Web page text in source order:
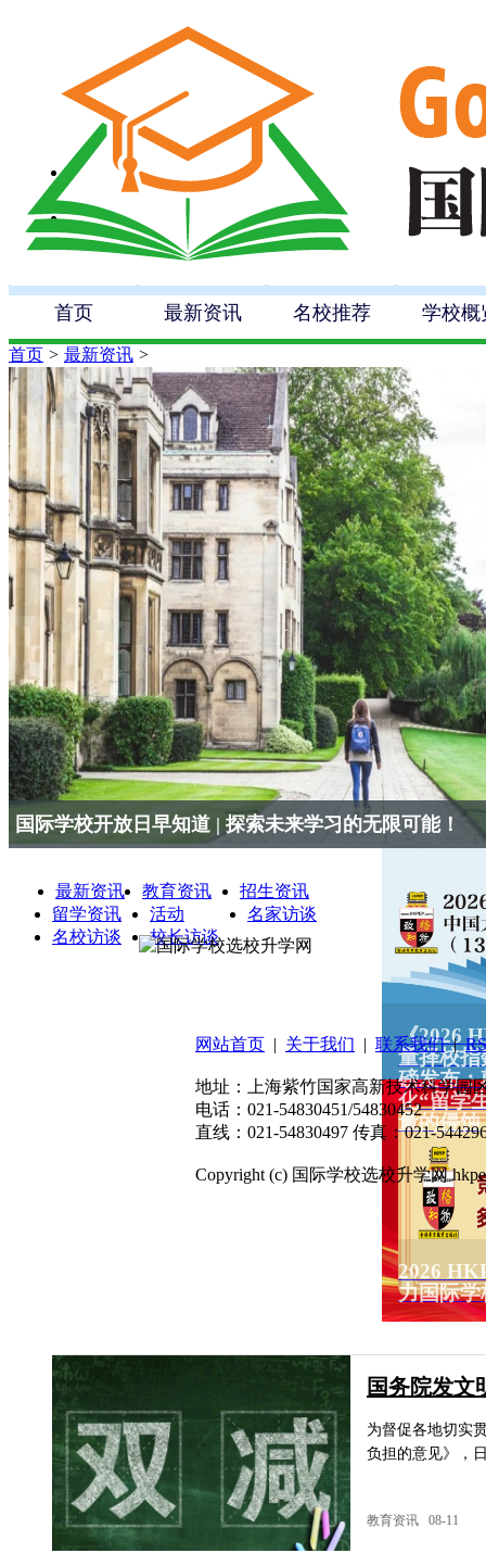
首页 最新资讯 名校推荐 学校概
首页 > 最新资讯 >
国际学校开放日早知道 | 探索未来学习的无限可能！
《2026
量择校指
磅发布
化“留学
量的侵蚀
2026
力国际学
最新资讯 教育资讯
招生资讯
留学资讯
活动
名家访谈
名校访谈
校长访谈
国务院发文
为督促各地切实
负担的意见》，
教育资讯 08-11
网站首页 | 关于我们 | 联系我们|
地址：上海紫竹国家高新技术科学园
电话：021-54830451/54830452
直线：021-54830497 传真：021-
Copyright (c) 国际学校选校升学网